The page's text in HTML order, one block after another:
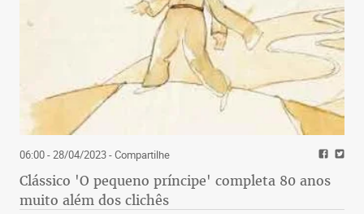
06:00 - 28/04/2023- Compartilhe
Clássico 'O pequeno príncipe' completa 80 anos
muito além dos clichês